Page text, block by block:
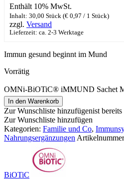
Enthält 10% MwSt.
Inhalt: 30,00 Stück (€ 0,97 / 1 Stück)
zzgl. Versand
Lieferzeit: ca. 2-3 Werktage
Immun gesund beginnt im Mund
Vorrätig
OMNi-BiOTiC® iMMUND Sachet
In den Warenkorb
Zur Wunschliste hinzufügenist
Zur Wunschliste hinzufügen
Kategorien: Familie und Co,
Nahrungsergänzungen
BiOTiC